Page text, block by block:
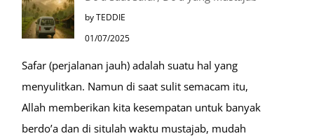
Tempat
Mustajab
Berdoa
Saat
Umroh
by TEDDIE
01/07/2025
Safar (perjalanan jauh) adalah suatu hal yang
menyulitkan. Namun di saat sulit semacam itu,
Allah memberikan kita kesempatan untuk banyak
berdo’a dan di situlah waktu mustajab, mudah